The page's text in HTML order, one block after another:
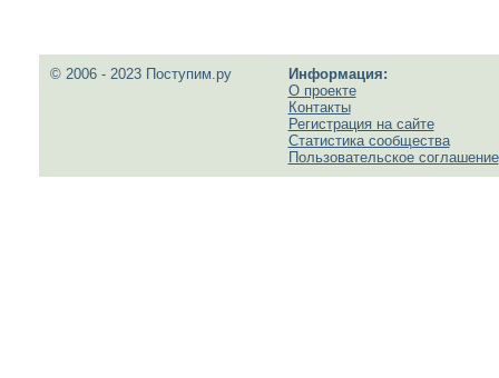
© 2006 - 2023 Поступим.ру
Информация:
О проекте
Контакты
Регистрация на сайте
Статистика сообщества
Пользовательское соглашение